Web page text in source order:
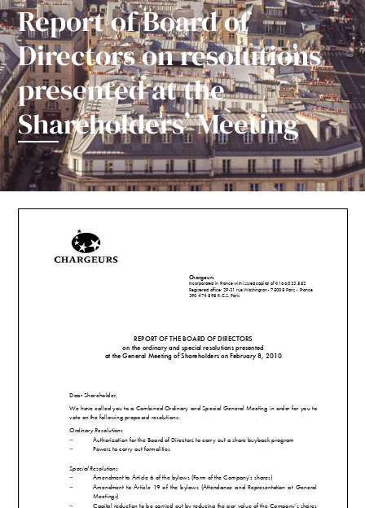
Report of Board of
Directors on resolutions
presented at the
Shareholders’ Meeting